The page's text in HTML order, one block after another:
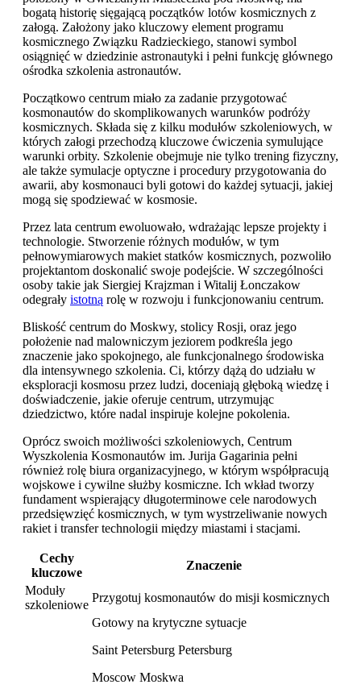
bogatą historię sięgającą początków lotów kosmicznych z
załogą. Założony jako kluczowy element programu
kosmicznego Związku Radzieckiego, stanowi symbol
osiągnięć w dziedzinie astronautyki i pełni funkcję głównego
ośrodka szkolenia astronautów.
Początkowo centrum miało za zadanie przygotować
kosmonautów do skomplikowanych warunków podróży
kosmicznych. Składa się z kilku modułów szkoleniowych, w
których załogi przechodzą kluczowe ćwiczenia symulujące
warunki orbity. Szkolenie obejmuje nie tylko trening fizyczny,
ale także symulacje optyczne i procedury przygotowania do
awarii, aby kosmonauci byli gotowi do każdej sytuacji, jakiej
mogą się spodziewać w kosmosie.
Przez lata centrum ewoluowało, wdrażając lepsze projekty i
technologie. Stworzenie różnych modułów, w tym
pełnowymiarowych makiet statków kosmicznych, pozwoliło
projektantom doskonalić swoje podejście. W szczególności
osoby takie jak Siergiej Krajzman i Witalij Łonczakow
odegrały istotną rolę w rozwoju i funkcjonowaniu centrum.
Bliskość centrum do Moskwy, stolicy Rosji, oraz jego
położenie nad malowniczym jeziorem podkreśla jego
znaczenie jako spokojnego, ale funkcjonalnego środowiska
dla intensywnego szkolenia. Ci, którzy dążą do udziału w
eksploracji kosmosu przez ludzi, doceniają głęboką wiedzę i
doświadczenie, jakie oferuje centrum, utrzymując
dziedzictwo, które nadal inspiruje kolejne pokolenia.
Oprócz swoich możliwości szkoleniowych, Centrum
Wyszkolenia Kosmonautów im. Jurija Gagarinia pełni
również rolę biura organizacyjnego, w którym współpracują
wojskowe i cywilne służby kosmiczne. Ich wkład tworzy
fundament wspierający długoterminowe cele narodowych
przedsięwzięć kosmicznych, w tym wystrzeliwanie nowych
rakiet i transfer technologii między miastami i stacjami.
Cechy
kluczowe
Znaczenie
Moduły
szkoleniowe
Przygotuj kosmonautów do misji kosmicznych
Gotowy na krytyczne sytuacje
Saint Petersburg Petersburg
Moscow Moskwa